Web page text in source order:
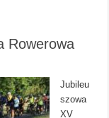
Rowerowa
Jubileu
szowa
XV